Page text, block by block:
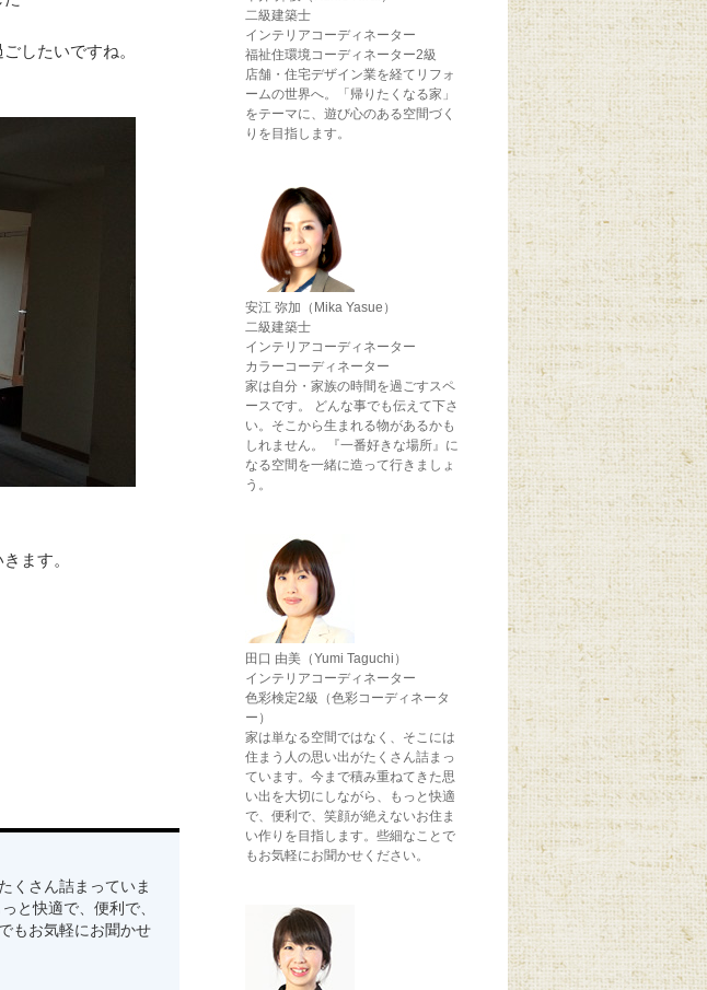
したいですね。
ます。
くさん詰まっていま
と快適で、便利で、
もお気軽にお聞かせ
二級建築士
インテリアコーディネーター
福祉住環境コーディネーター2級
店舗・住宅デザイン業を経てリフォ
ームの世界へ。「帰りたくなる家」
をテーマに、遊び心のある空間づく
りを目指します。
安江 弥加（Mika Yasue）
二級建築士
インテリアコーディネーター
カラーコーディネーター
家は自分・家族の時間を過ごすスペ
ースです。 どんな事でも伝えて下さ
い。そこから生まれる物があるかも
しれません。 『一番好きな場所』に
なる空間を一緒に造って行きましょ
う。
田口 由美（Yumi Taguchi）
インテリアコーディネーター
色彩検定2級（色彩コーディネータ
ー）
家は単なる空間ではなく、そこには
住まう人の思い出がたくさん詰まっ
ています。今まで積み重ねてきた思
い出を大切にしながら、もっと快適
で、便利で、笑顔が絶えないお住ま
い作りを目指します。些細なことで
もお気軽にお聞かせください。